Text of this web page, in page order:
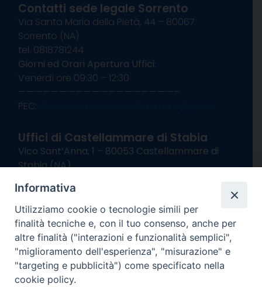
Contatti sede legale Sorrento
Via Santa Maria della Pietà, 44 – 80067
Sorrento (NA)
tel. 0818781244
Giorni ed Orari Apertura Uffici:
Venerdì ore 09:30 – 12:30
———————————————————–
PEC:
Uffici di Castellammare di Stabia
Vico Sant’Anna, 1 – 80053 Castellammare di
Stabia (NA)
Giorni ed Orari Apertura Uffici:
Lunedì e Mercoledì ore 09:00 – 13:00
Uffici Matrimoni:
Lunedì e Mercoledì ore 09:30 – 12:30
seguici su
Informativa
Utilizziamo cookie o tecnologie simili per
finalità tecniche e, con il tuo consenso, anche per
altre finalità ("interazioni e funzionalità semplici",
"miglioramento dell'esperienza", "misurazione" e
"targeting e pubblicità") come specificato nella
cookie policy.